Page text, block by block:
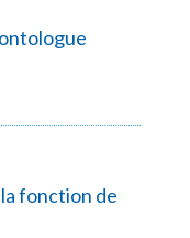
fonction de